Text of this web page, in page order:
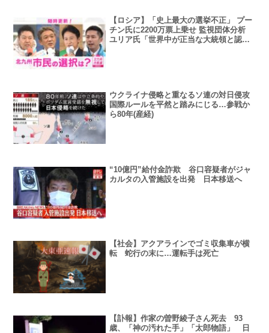
【ロシア】「史上最大の選挙不正」 プー
チン氏に2200万票上乗せ 監視団体分析
ユリア氏「世界中が正当な大統領と認め
ウクライナ侵略と重なるソ連の対日侵攻
国際ルールを平然と踏みにじる…参戦か
ら80年(産経)
“10億円”給付金詐欺 谷口容疑者がジャ
カルタの入管施設を出発 日本移送へ
【社会】アクアラインでゴミ収集車が横
転 蛇行の末に…運転手は死亡
【訃報】作家の曽野綾子さん死去 93
歳、「神の汚れた手」「太郎物語」 日